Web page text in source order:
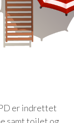
video
er indrettet